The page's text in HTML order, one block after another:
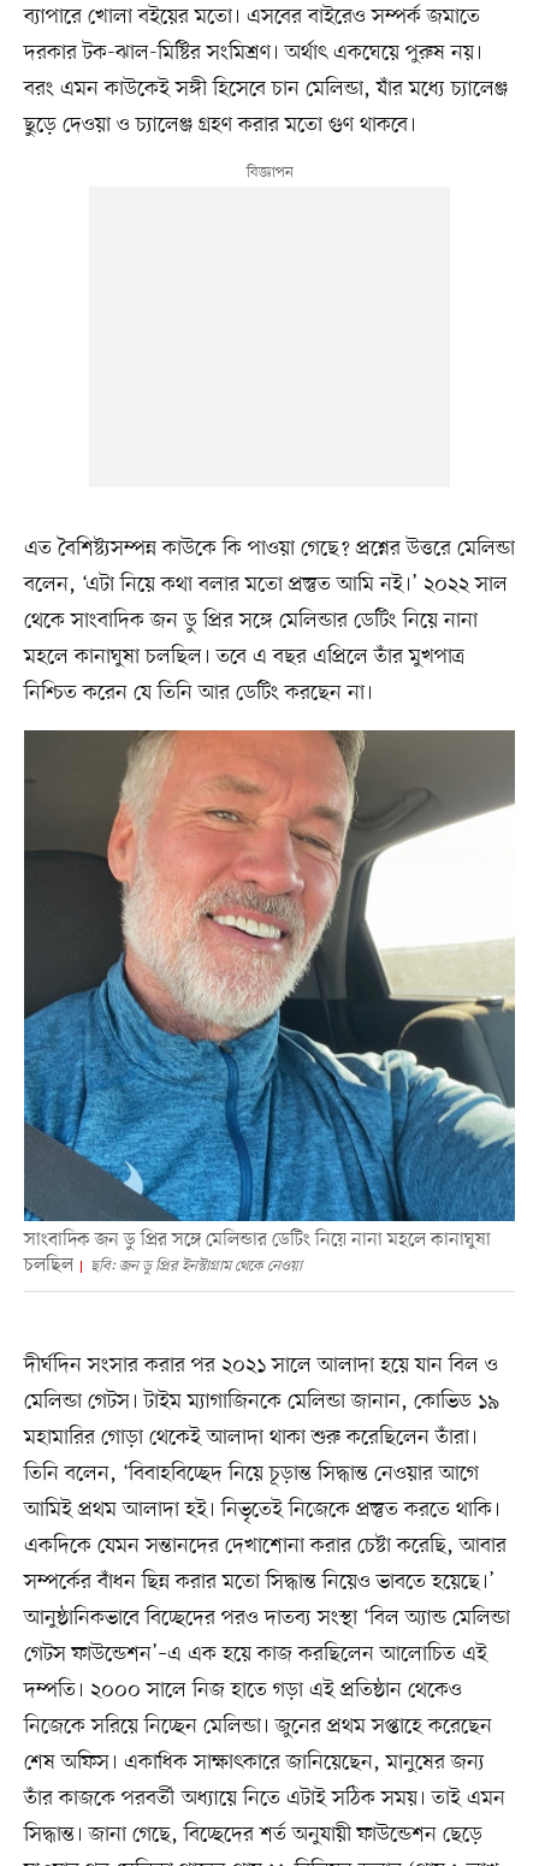
ব্যাপারে খোলা বইয়ের মতো। এসবের বাইরেও সম্পর্ক জমাতে
দরকার টক-ঝাল-মিষ্টির সংমিশ্রণ। অর্থাৎ একঘেয়ে পুরুষ নয়।
বরং এমন কাউকেই সঙ্গী হিসেবে চান মেলিন্ডা, যাঁর মধ্যে চ্যালেঞ্জ
ছুড়ে দেওয়া ও চ্যালেঞ্জ গ্রহণ করার মতো গুণ থাকবে।
এত বৈশিষ্ট্যসম্পন্ন কাউকে কি পাওয়া গেছে? প্রশ্নের উত্তরে মেলিন্ডা
বলেন, ‘এটা নিয়ে কথা বলার মতো প্রস্তুত আমি নই।’ ২০২২ সাল
থেকে সাংবাদিক জন ডু প্রির সঙ্গে মেলিন্ডার ডেটিং নিয়ে নানা
মহলে কানাঘুষা চলছিল। তবে এ বছর এপ্রিলে তাঁর মুখপাত্র
নিশ্চিত করেন যে তিনি আর ডেটিং করছেন না।
সাংবাদিক জন ডু প্রির সঙ্গে মেলিন্ডার ডেটিং নিয়ে নানা মহলে কানাঘুষা
চলছিল
ছবি: জন ডু প্রির ইনস্টাগ্রাম থেকে নেওয়া
দীর্ঘদিন সংসার করার পর ২০২১ সালে আলাদা হয়ে যান বিল ও
মেলিন্ডা গেটস। টাইম ম্যাগাজিনকে মেলিন্ডা জানান, কোভিড ১৯
মহামারির গোড়া থেকেই আলাদা থাকা শুরু করেছিলেন তাঁরা।
তিনি বলেন, ‘বিবাহবিচ্ছেদ নিয়ে চূড়ান্ত সিদ্ধান্ত নেওয়ার আগে
আমিই প্রথম আলাদা হই। নিভৃতেই নিজেকে প্রস্তুত করতে থাকি।
একদিকে যেমন সন্তানদের দেখাশোনা করার চেষ্টা করেছি, আবার
সম্পর্কের বাঁধন ছিন্ন করার মতো সিদ্ধান্ত নিয়েও ভাবতে হয়েছে।’
আনুষ্ঠানিকভাবে বিচ্ছেদের পরও দাতব্য সংস্থা ‘বিল অ্যান্ড মেলিন্ডা
গেটস ফাউন্ডেশন’–এ এক হয়ে কাজ করছিলেন আলোচিত এই
দম্পতি। ২০০০ সালে নিজ হাতে গড়া এই প্রতিষ্ঠান থেকেও
নিজেকে সরিয়ে নিচ্ছেন মেলিন্ডা। জুনের প্রথম সপ্তাহে করেছেন
শেষ অফিস। একাধিক সাক্ষাৎকারে জানিয়েছেন, মানুষের জন্য
তাঁর কাজকে পরবর্তী অধ্যায়ে নিতে এটাই সঠিক সময়। তাই এমন
সিদ্ধান্ত। জানা গেছে, বিচ্ছেদের শর্ত অনুযায়ী ফাউন্ডেশন ছেড়ে